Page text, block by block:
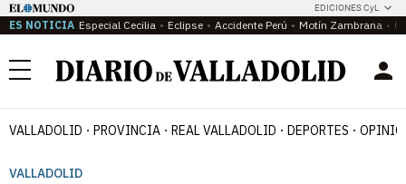
EDICIONES CyL
ES NOTICIA Especial Cecilia Eclipse Accidente Perú Motín Zambrana
Menú
VALLADOLID PROVINCIA REAL VALLADOLID DEPORTES
VALLADOLID